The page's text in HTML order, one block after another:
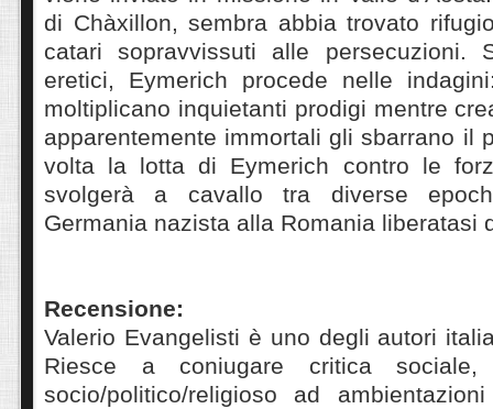
di Chàxillon, sembra abbia trovato
catari sopravvissuti alle persecuzioni.
eretici, Eymerich procede nelle
moltiplicano inquietanti prodigi mentre
apparentemente immortali gli sbarrano il
volta la lotta di Eymerich contro le
svolgerà a cavallo tra diverse
Germania nazista alla Romania liberatasi
Recensione:
Valerio Evangelisti è uno degli autori
Riesce a coniugare critica sociale,
socio/politico/religioso ad